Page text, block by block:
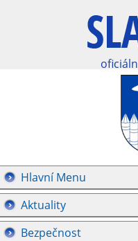
Hlavní Menu
Aktuality
Bezpečnost